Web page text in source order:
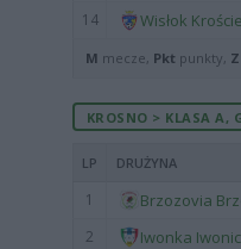
14 Wisłok
M mecze, Pkt punkty, Z
KROSNO > KLASA A,
LP DRUŻYNA
1 Brzozovia
2 Iwonka